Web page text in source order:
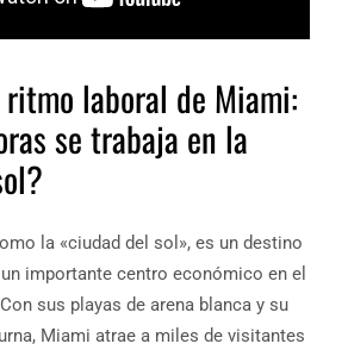
laboral de Miami:
se trabaja en la
la «ciudad del sol», es un destino
importante centro económico en el
sus playas de arena blanca y su
Miami atrae a miles de visitantes